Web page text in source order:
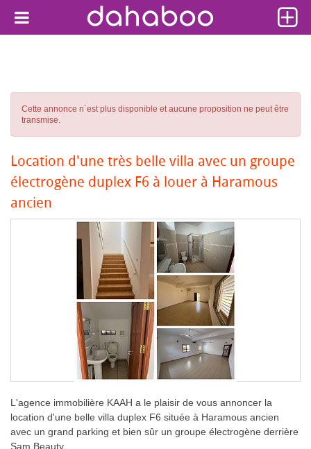
Cette annonce n´est plus disponible et aucune proposition ne peut être
transmise.
Location d'une très belle villa avec un groupe
électrogène duplex F6 à louer à Haramous
ancien
L'agence immobilière KAAH a le plaisir de vous annoncer la
location d'une belle villa duplex F6 située à Haramous ancien
avec un grand parking et bien sûr un groupe électrogène derrière
Sam Beauty.